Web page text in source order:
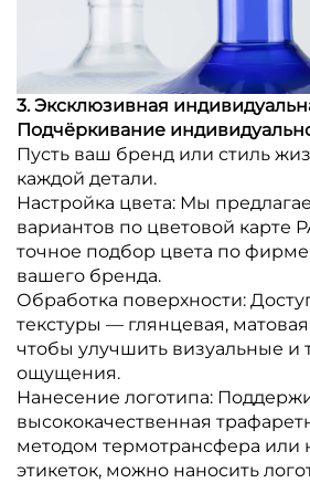
3. Эксклюзивная
Подчёркивание
Пусть ваш бренд или стиль
каждой детали.
Настройка цвета: Мы
вариантов по цветовой карте
точное подбор цвета по
вашего бренда.
Обработка поверхности:
текстуры — глянцевая,
чтобы улучшить визуальные и
ощущения.
Нанесение логотипа:
высококачественная
методом термотрансфера или
этикеток, можно наносить